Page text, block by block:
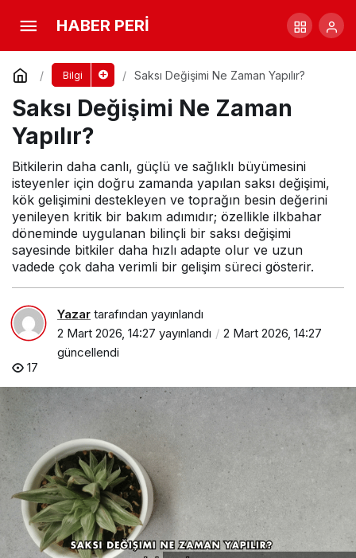
HABER PERİ
Bilgi Saksı Değişimi Ne Zaman Yapılır?
Saksı Değişimi Ne Zaman
Yapılır?
Bitkilerin daha canlı, güçlü ve sağlıklı büyümesini
isteyenler için doğru zamanda yapılan saksı değişimi,
kök gelişimini destekleyen ve toprağın besin değerini
yenileyen kritik bir bakım adımıdır; özellikle ilkbahar
döneminde uygulanan bilinçli bir saksı değişimi
sayesinde bitkiler daha hızlı adapte olur ve uzun
vadede çok daha verimli bir gelişim süreci gösterir.
Yazar tarafından yayınlandı
2 Mart 2026, 14:27 yayınlandı
2 Mart 2026, 14:27
güncellendi
17
Saksı Değişimi Ne Zaman Yapılır?
Yorum Yap